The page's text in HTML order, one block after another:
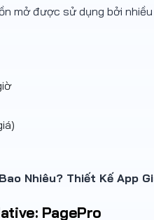
mở được sử dụng bởi
Nhiêu? Thiết Kế App
PagePro